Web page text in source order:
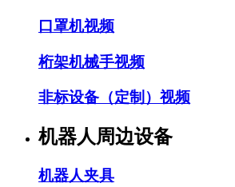
口罩机视频
桁架机械手视频
非标设备（定制）视频
机器人周边设备
机器人夹具